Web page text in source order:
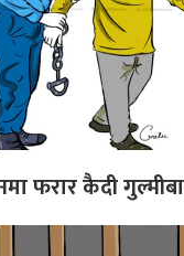
फरार कैदी